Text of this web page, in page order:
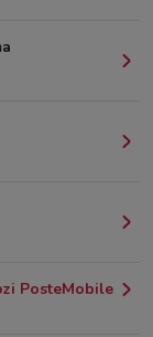
PosteMobile